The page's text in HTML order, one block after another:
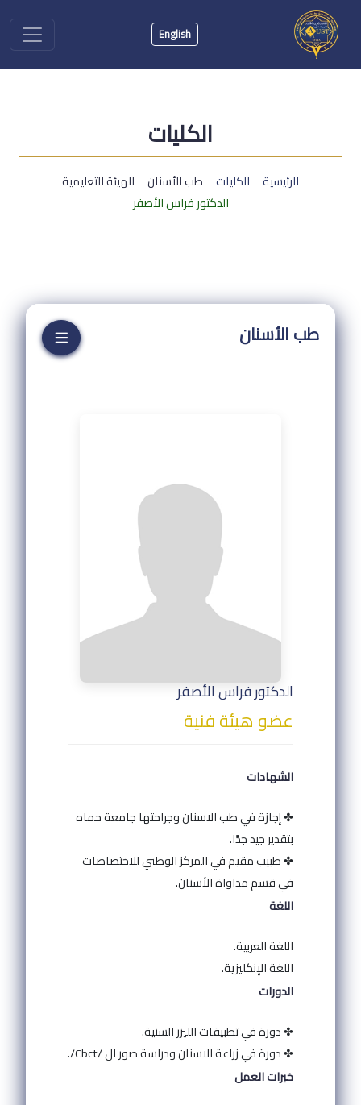
English
الكليات
الرئيسية الكليات طب الأسنان
الهيئة التعليمية
الدكتور فراس الأصفر
طب الأسنان
الدكتور فراس الأصفر
عضو هيئة فنية
الشهادات
✤ إجازة في طب الاسنان وجراحتها جامعة حماه
بتقدير جيد جدًا.
✤ طبيب مقيم في المركز الوطني للاختصاصات
في قسم مداواة الأسنان.
اللغة
اللغة العربية.
اللغة الإنكليزية.
الدورات
✤ دورة في تطبيقات الليزر السنية.
✤ دورة في زراعة الاسنان ودراسة صور ال /Cbct/.
خبرات العمل